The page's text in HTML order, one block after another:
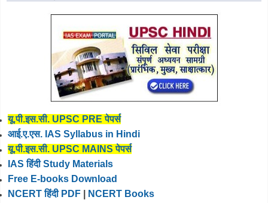
यू.पी.इस.सी. UPSC PRE पेपर्स
आई.ए.एस. IAS Syllabus in Hindi
यू.पी.इस.सी. UPSC MAINS पेपर्स
IAS हिंदी Study Materials
Free E-books Download
NCERT हिंदी PDF
NCERT Books